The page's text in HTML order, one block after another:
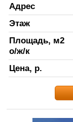
Адрес
Этаж
Площадь, м2
о/ж/к
Цена, р.